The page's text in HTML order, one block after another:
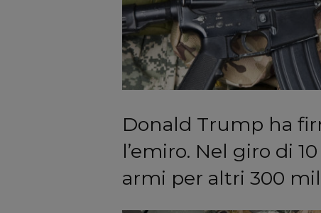
Donald Trump ha
l’emiro. Nel giro di
armi per altri 300